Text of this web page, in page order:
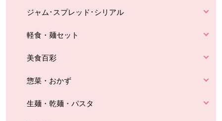
ジャム･スプレッド･シリアル
軽食・麺セット
美食百彩
惣菜・おかず
生麺・乾麺・パスタ